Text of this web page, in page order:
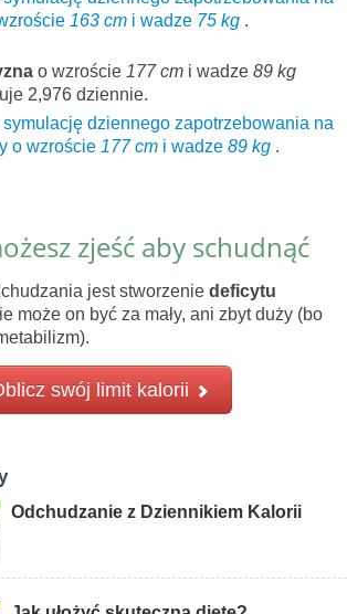
163 cm i wadze 75 kg .
o wzroście 177 cm i wadze 89 kg
2,976 dziennie.
symulację dziennego zapotrzebowania na
o wzroście 177 cm i wadze 89 kg .
zjeść aby schudnąć
jest stworzenie deficytu
może on być za mały, ani zbyt duży (bo
swój limit kalorii
Odchudzanie z Dziennikiem Kalorii